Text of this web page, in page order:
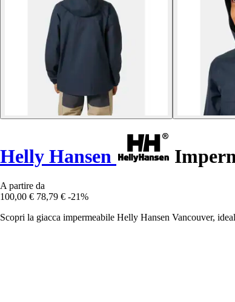
Helly Hansen
A partire da
100,00 € 78,79 € -21%
Scopri la giacca impermeabile Helly Hansen Vancouver,